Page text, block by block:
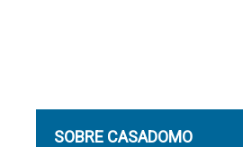
SOBRE CASADOMO